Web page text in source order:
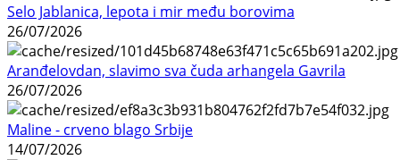
Selo Jablanica, lepota i mir među borovima
26/07/2026
Aranđelovdan, slavimo sva čuda arhangela Gavrila
26/07/2026
Maline - crveno blago Srbije
14/07/2026